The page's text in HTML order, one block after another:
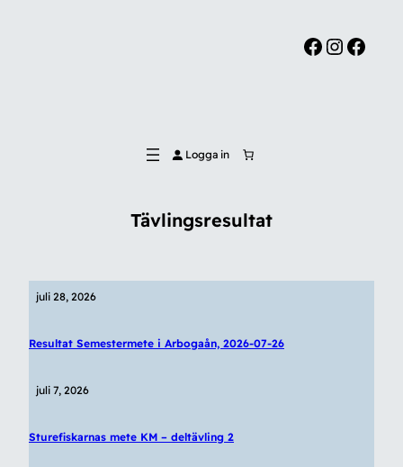
Facebook InstagramFacebook
Logga in
Tävlingsresultat
juli 28, 2026
Resultat Semestermete i Arbogaån, 2026-07-26
juli 7, 2026
Sturefiskarnas mete KM – deltävling 2